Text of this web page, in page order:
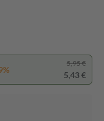
5,95 €
5,43 €